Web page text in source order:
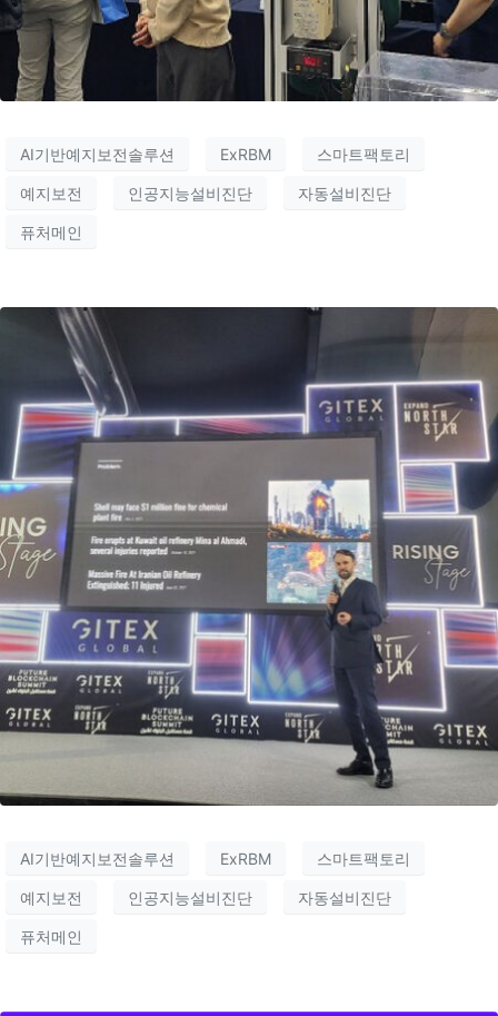
AI기반예지보전솔루션 ExRBM 스마트팩토리
예지보전 인공지능설비진단 자동설비진단
퓨처메인
AI기반예지보전솔루션 ExRBM 스마트팩토리
예지보전 인공지능설비진단 자동설비진단
퓨처메인